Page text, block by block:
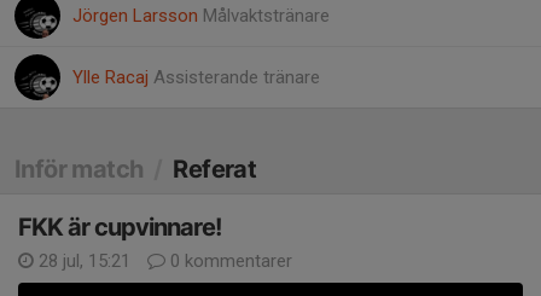
Jörgen Larsson Målvaktstränare
Ylle Racaj Assisterande tränare
Inför match
Referat
FKK är cupvinnare!
28 jul, 15:21 0 kommentarer